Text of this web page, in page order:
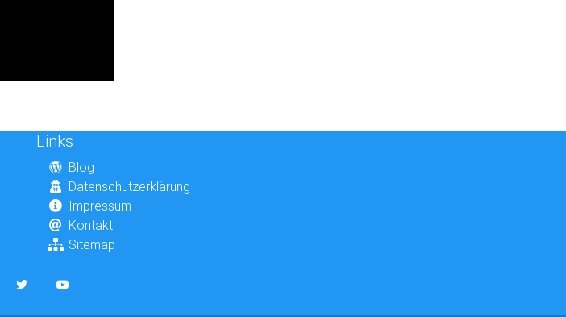
Links
Blog
Datenschutzerklärung
Impressum
Kontakt
Sitemap